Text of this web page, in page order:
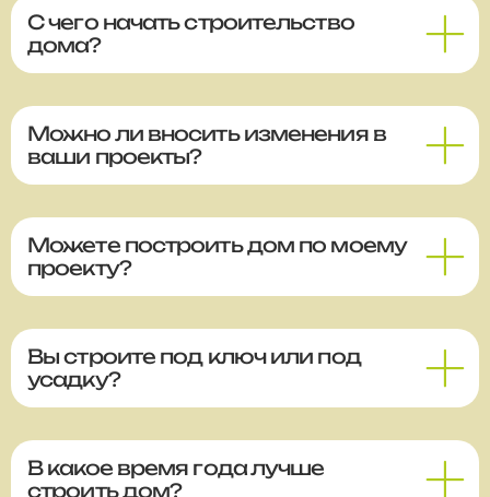
С чего начать строительство
дома?
Можно ли вносить изменения в
ваши проекты?
Можете построить дом по моему
проекту?
Вы строите под ключ или под
усадку?
В какое время года лучше
строить дом?